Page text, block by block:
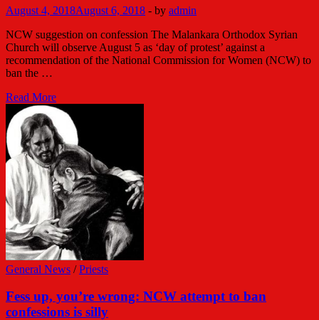
August 4, 2018August 6, 2018 - by admin
NCW suggestion on confession The Malankara Orthodox Syrian
Church will observe August 5 as ‘day of protest’ against a
recommendation of the National Commission for Women (NCW) to
ban the …
Orthodox
Church
to
observe
‘protest
day’
Read More
General News /Priests
Fess up, you’re wrong: NCW attempt to ban
confessions is silly